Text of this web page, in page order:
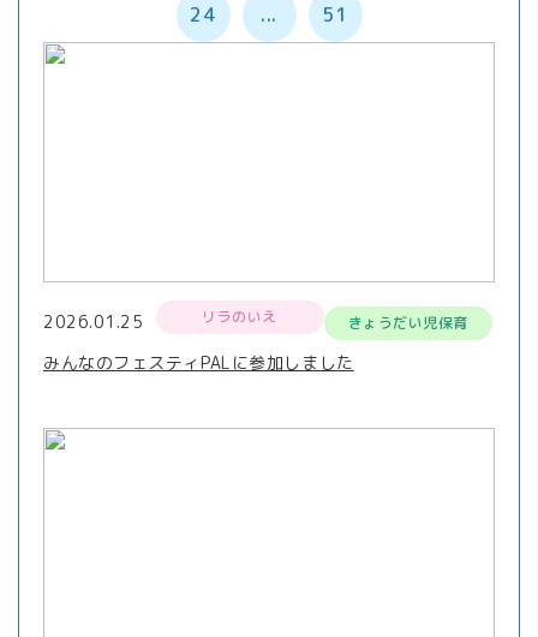
24 ... 51
2026.01.25 リラのいえ きょうだい児保育
みんなのフェスティPALに参加しました